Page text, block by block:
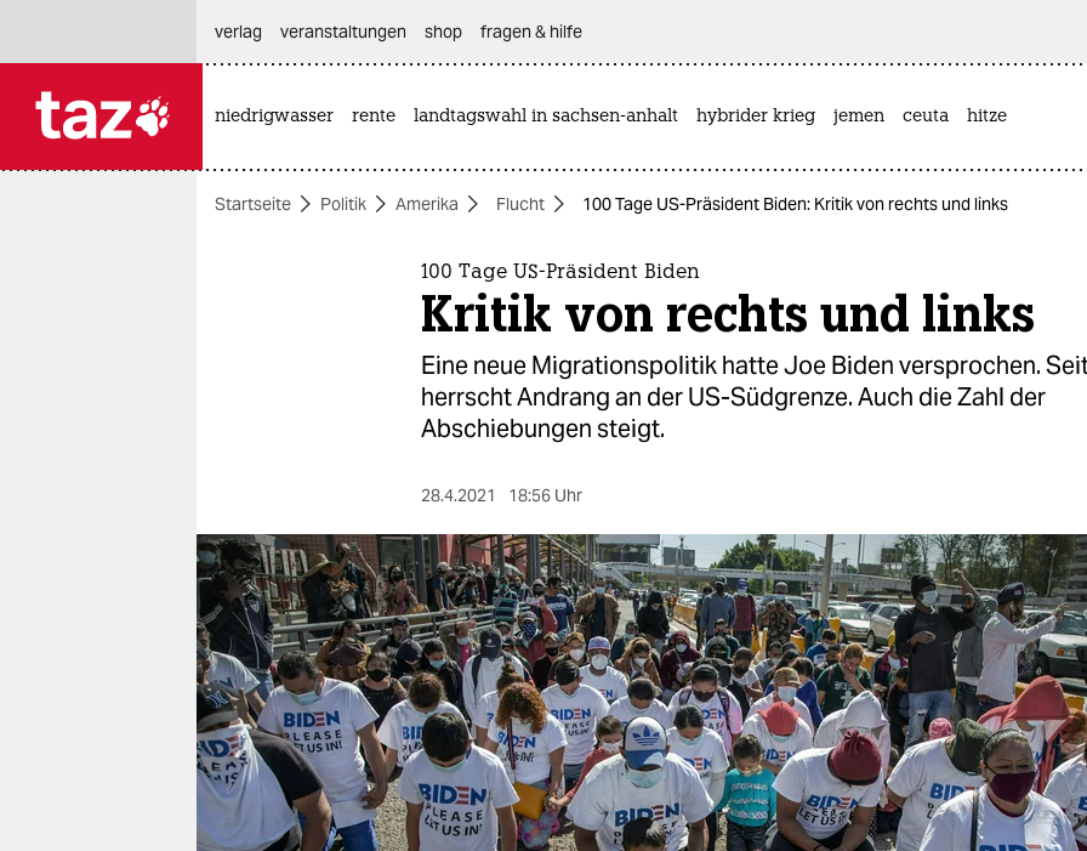
themen
berlin
nord
wahrheit
verlag
verlag
veranstaltungen
verlag
veranstaltungen shop fragen & hilfe
niedrigwasser rente landtagswahl in sachsen-anhalt hybrider krieg jemen ceuta hitze
Startseite Politik Amerika Flucht 100 Tage US-Präsident Biden: Kritik von rechts und links
100 Tage US-Präsident Biden
Kritik von rechts und links
Eine neue Migrationspolitik hatte Joe Biden versprochen.
herrscht Andrang an der US-Südgrenze. Auch die Zahl der
Abschiebungen steigt.
28.4.2021 18:56 Uhr